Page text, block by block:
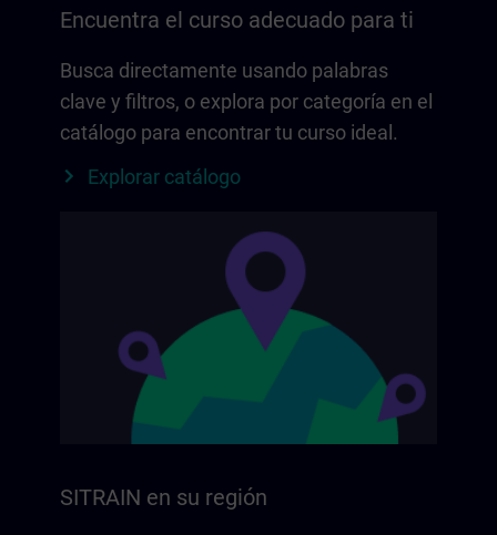
Encuentra el curso adecuado para ti
Busca directamente usando palabras
clave y filtros, o explora por categoría en el
catálogo para encontrar tu curso ideal.
Explorar catálogo
SITRAIN en su región